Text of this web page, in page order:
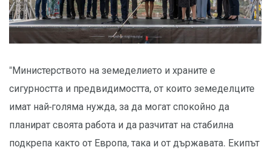
"Министерството на земеделието и храните е
сигурността и предвидимостта, от които земеделците
имат най-голяма нужда, за да могат спокойно да
планират своята работа и да разчитат на стабилна
подкрепа както от Европа, така и от държавата. Екипът